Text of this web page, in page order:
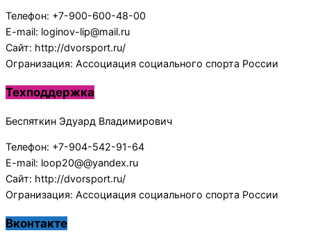
Телефон: +7-900-600-48-00
E-mail: loginov-lip@mail.ru
Сайт: http://dvorsport.ru/
Огранизация: Ассоциация социального спорта России
Техподдержка
Беспяткин Эдуард Владимирович
Телефон: +7-904-542-91-64
E-mail: loop20@@yandex.ru
Сайт: http://dvorsport.ru/
Огранизация: Ассоциация социального спорта России
Вконтакте